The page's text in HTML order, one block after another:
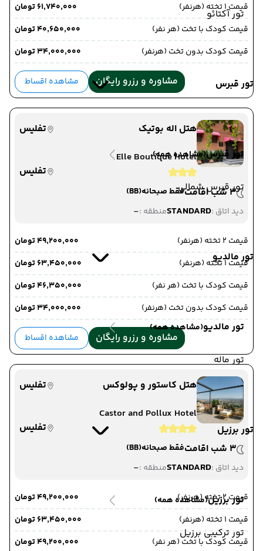
تور آکتائو
تور قبرس
تور قبرس(مشاهده همه)
تور قبرس شمالی
تور مالدیو
تور مالدیو(مشاهده همه)
تور ماله
تور برزیل
تور برزیل(مشاهده همه)
تور ترکیبی برزیل
قیمت 1 تخته (هرنفر)
۶۱٬۷۴۰٬۰۰۰ تومان
قیمت کودک با تخت (هر نفر)
۴۰٬۶۵۰٬۰۰۰ تومان
قیمت کودک بدون تخت (هرنفر)
۳۴٬۰۰۰٬۰۰۰ تومان
مشاوره و رزرو رایگان مشاهده اقساط
هتل اله بوتیک
تفلیس
Elle Boutique Hotel
تفلیس
3 شب اقامت
فقط صبحانه(BB)
دید اتاق :STANDARDمنطقه :-
قیمت 2 تخته (هرنفر)
۴۹٬۲۰۰٬۰۰۰ تومان
قیمت 1 تخته (هرنفر)
۶۳٬۴۵۰٬۰۰۰ تومان
قیمت کودک با تخت (هر نفر)
۴۶٬۳۵۰٬۰۰۰ تومان
قیمت کودک بدون تخت (هرنفر)
۳۴٬۰۰۰٬۰۰۰ تومان
مشاوره و رزرو رایگان مشاهده اقساط
هتل کاستور و پولوکس
تفلیس
Castor and Pollux Hotel
تفلیس
3 شب اقامت
فقط صبحانه(BB)
دید اتاق :STANDARDمنطقه :-
قیمت 2 تخته (هرنفر)
۴۹٬۲۰۰٬۰۰۰ تومان
قیمت 1 تخته (هرنفر)
۶۳٬۴۵۰٬۰۰۰ تومان
قیمت کودک با تخت (هر نفر)
۴۹٬۲۰۰٬۰۰۰ تومان